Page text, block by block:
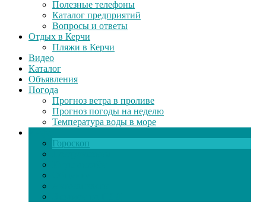
Полезные телефоны
Каталог предприятий
Вопросы и ответы
Отдых в Керчи
Пляжи в Керчи
Видео
Каталог
Объявления
Погода
Прогноз ветра в проливе
Прогноз погоды на неделю
Температура воды в море
Гороскоп